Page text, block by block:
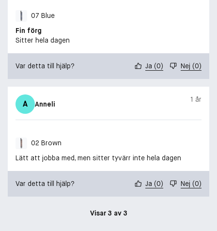
07 Blue
Fin förg
Sitter hela dagen
Var detta till hjälp? Ja (0) Nej (0)
A Anneli
1 år
02 Brown
Lätt att jobba med, men sitter tyvärr inte hela dagen
Var detta till hjälp? Ja (0) Nej (0)
Visar 3 av 3